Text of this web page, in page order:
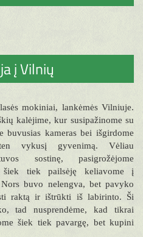
į Vilnių
mokiniai, lankėmės Vilniuje.
kalėjime, kur susipažinome su
buvusias kameras bei išgirdome
vykusį gyvenimą. Vėliau
sostinę, pasigrožėjome
šiek tiek pailsėję keliavome į
buvo nelengva, bet pavyko
raktą ir ištrūkti iš labirinto. Ši
tad nusprendėme, kad tikrai
šiek tiek pavargę, bet kupini